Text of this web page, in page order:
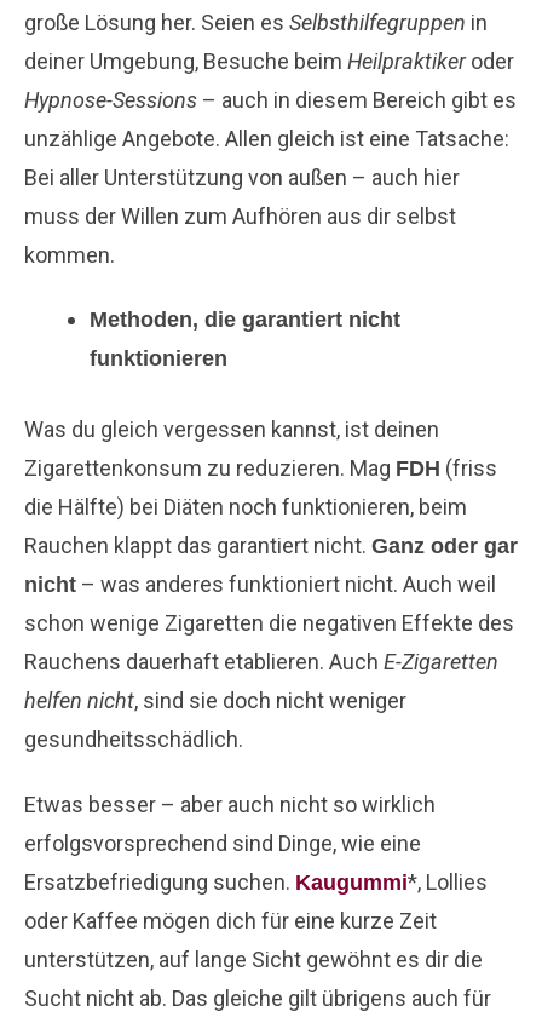
große Lösung her. Seien es Selbsthilfegruppen in
deiner Umgebung, Besuche beim Heilpraktikeroder
Hypnose-Sessions – auch in diesem Bereich gibt es
unzählige Angebote. Allen gleich ist eine Tatsache:
Bei aller Unterstützung von außen – auch hier
muss der Willen zum Aufhören aus dir selbst
kommen.
Methoden, die garantiert nicht
funktionieren
Was du gleich vergessen kannst, ist deinen
Zigarettenkonsum zu reduzieren. Mag FDH (friss
die Hälfte) bei Diäten noch funktionieren, beim
Rauchen klappt das garantiert nicht. Ganz oder gar
nicht – was anderes funktioniert nicht. Auch weil
schon wenige Zigaretten die negativen Effekte des
Rauchens dauerhaft etablieren. Auch E-Zigaretten
helfen nicht, sind sie doch nicht weniger
gesundheitsschädlich.
Etwas besser – aber auch nicht so wirklich
erfolgsvorsprechend sind Dinge, wie eine
Ersatzbefriedigung suchen. Kaugummi*, Lollies
oder Kaffee mögen dich für eine kurze Zeit
unterstützen, auf lange Sicht gewöhnt es dir die
Sucht nicht ab. Das gleiche gilt übrigens auch für